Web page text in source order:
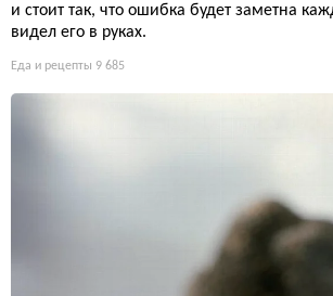
и стоит так, что ошибка будет заметна
видел его в руках.
Еда и рецепты 9 685